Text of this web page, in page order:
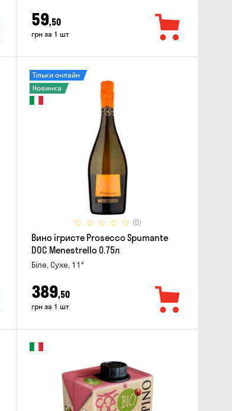
59,50
грн за 1 шт
(0)
Тільки онлайн
Новинка
Вино ігристе Prosecco Spumante
DOC Menestrello 0.75л
Біле, Сухе, 11°
389,50
грн за 1 шт